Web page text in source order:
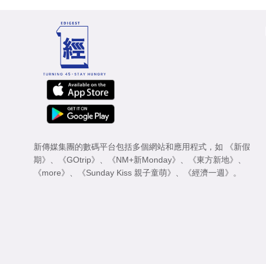
新傳媒集團的數碼平台包括多個網站和應用程式，如
《新假
期》
《GOtrip》 《NM+新Monday》 《東方新地》
《more》
《Sunday Kiss 親子童萌》 《經濟一週》 。